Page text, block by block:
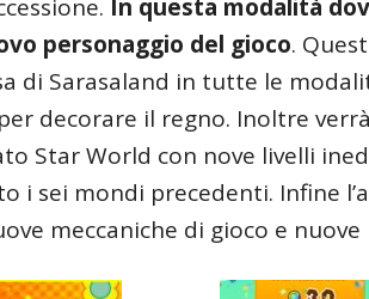
In questa modalità
personaggio del gioco.
di Sarasaland in tutte le
decorare il regno. Inoltre
Star World con nove livelli
i sei mondi precedenti. Infine
meccaniche di gioco e